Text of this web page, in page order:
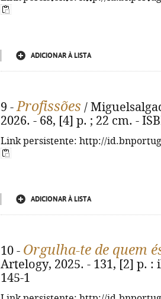
ADICIONAR À LISTA
9 -Profissões /
2026. - 68, [4] p. ; 22 cm. -
Link persistente: http://
ADICIONAR À LISTA
10 - Orgulha-te de quem
Artelogy, 2025. - 131, [2] p. :
145-1